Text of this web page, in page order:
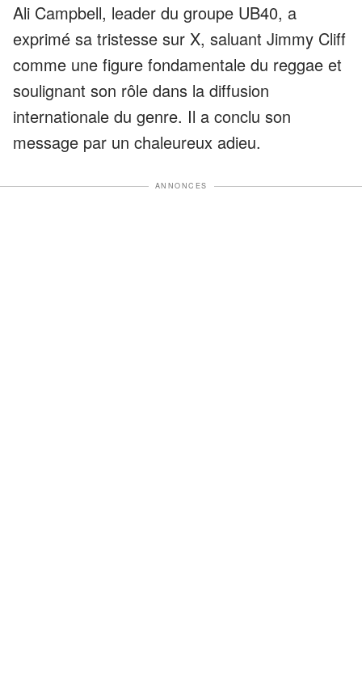
Ali Campbell, leader du groupe UB40, a
exprimé sa tristesse sur X, saluant Jimmy Cliff
comme une figure fondamentale du reggae et
soulignant son rôle dans la diffusion
internationale du genre. Il a conclu son
message par un chaleureux adieu.
ANNONCES